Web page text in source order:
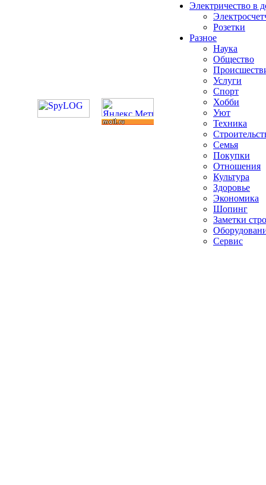
Электричество в
Розетки
Разное
Наука
Общество
Услуги
Спорт
Хобби
Уют
Техника
Семья
Покупки
Отношения
Культура
Здоровье
Экономика
Шопинг
Заметки
Сервис